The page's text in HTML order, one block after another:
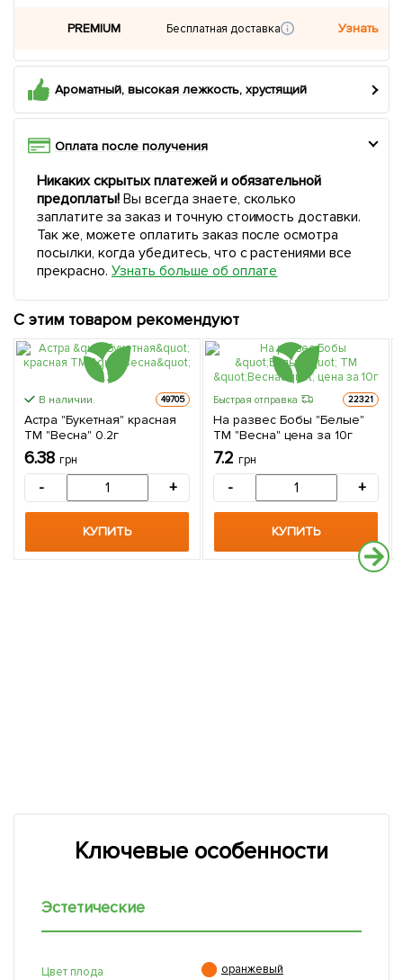
PREMIUM Бесплатная доставка Узнать
Ароматный, высокая лежкость, хрустящий
Оплата после получения
Никаких скрытых платежей и обязательной
предоплаты!Вы всегда знаете, сколько
заплатите за заказ и точную стоимость доставки.
Так же, можете оплатить заказ после осмотра
посылки, когда убедитесь, что с растениями все
прекрасно. Узнать больше об оплате
С этим товаром рекомендуют
В наличии. 49705
Астра "Букетная" красная
ТМ "Весна" 0.2г
6.38 грн
- +
КУПИТЬ
Быстрая отправка 22321
На развес Бобы "Белые"
ТМ "Весна" цена за 10г
7.2 грн
- +
КУПИТЬ
Ключевые особенности
Эстетические
Цвет плода  оранжевый